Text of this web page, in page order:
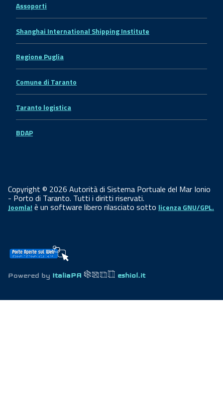
Assoporti
Shanghai International Shipping Institute
Regione Puglia
Comune di Taranto
Taranto logistica
BDAP
Copyright © 2026 Autorità di Sistema Portuale del Mar Ionio
- Porto di Taranto. Tutti i diritti riservati.
Joomla! è un software libero rilasciato sotto licenza GNU/GPL.
Powered by ItaliaPA eshiol.it